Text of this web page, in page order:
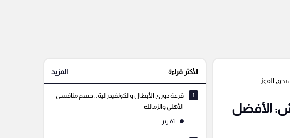
الفوز
الأفضل
الأكثر قراءة المزيد
1
قرعة دوري الأبطال والكونفيدرالية .. حسم منافسي
الأهلي والزمالك
تقارير